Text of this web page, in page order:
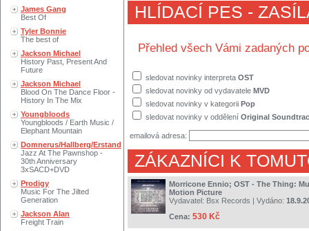
James Gang
Best Of
Tyler Bonnie
The best of
Jackson Michael
History Past, Present And
Future
Jackson Michael
Blood On The Dance Floor -
History In The Mix
Youngbloods
Youngbloods / Earth Music /
Elephant Mountain
Domnerus/Hallberg/Erstand
Jazz At The Pawnshop -
30th Anniversary
3xSACD+DVD
Prodigy
Music For The Jilted
Generation
Jackson Alan
Freight Train
HLÍDACÍ PES -
Přehled všech Vámi zadaných
sledovat novinky interpreta OST
sledovat novinky od vydavatele MVD
sledovat novinky v kategorii Pop
sledovat novinky v oddělení Original
emailová adresa:
ZÁKAZNÍCI K
Morricone Ennio; OST - The Thing:
Motion Picture
Vydavatel: Bsx Records | Vydáno:
Cena: 530 Kč